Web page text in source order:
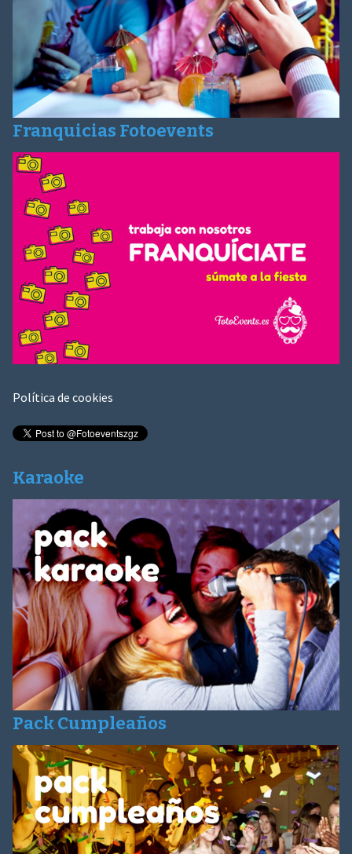
Franquicias Fotoevents
Política de cookies
Karaoke
Pack Cumpleaños